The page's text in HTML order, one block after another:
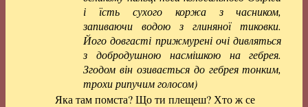
і їсть сухого коржа з часником,
запиваючи водою з глиняної тиковки.
Його довгасті прижмурені очі дивляться
з добродушною насмішкою на гебрея.
Згодом він озивається до гебрея тонким,
трохи рипучим голосом)
Яка там помста? Що ти плещеш? Хто ж се